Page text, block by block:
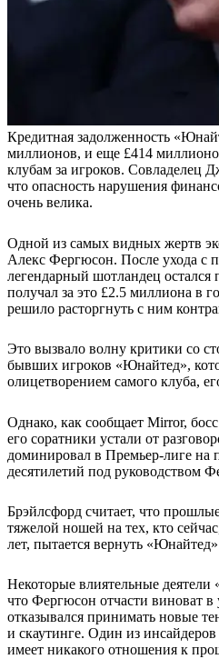
Кредитная задолженность
миллионов, и еще £414
клубам за игроков. Совладелец
что опасность нарушения
очень велика.
Одной из самых видных жертв
Алекс Фергюсон. После ухода с
легендарный шотландец
получал за это £2.5 миллиона в
решило расторгнуть с ним
Это вызвало волну критики со
бывших игроков «Юнайтед»,
олицетворением самого клуба,
Однако, как сообщает Mirror, босс
его соратники устали от
доминировал в Премьер-лиге на
десятилетий под руководством
Брэйлсфорд считает, что
тяжелой ношей на тех, кто
лет, пытается вернуть
Некоторые влиятельные
что Фергюсон отчасти виноват в
отказывался принимать новые
и скаутинге. Один из
имеет никакого отношения к